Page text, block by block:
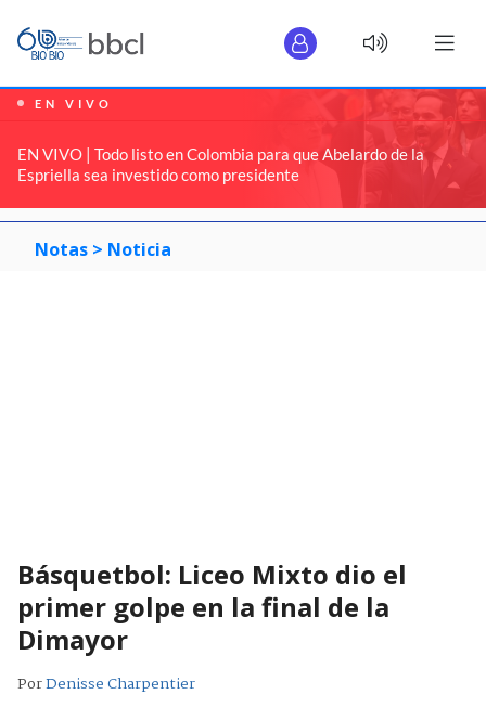
EN VIVO
EN VIVO | Todo listo en Colombia para que Abelardo de la
Espriella sea investido como presidente
Notas > Noticia
Básquetbol: Liceo Mixto dio el
primer golpe en la final de la
Dimayor
PorDenisse Charpentier